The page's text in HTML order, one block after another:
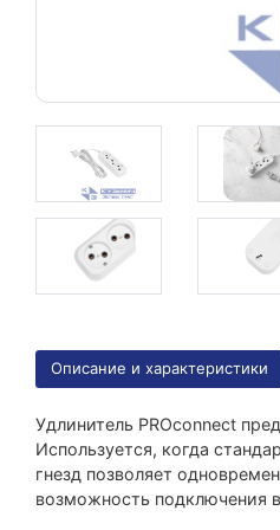
Описание и характеристики
Удлинитель PROconnect
Используется, когда
гнезд позволяет
возможность подключения